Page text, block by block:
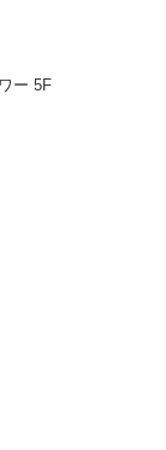
ー 5F